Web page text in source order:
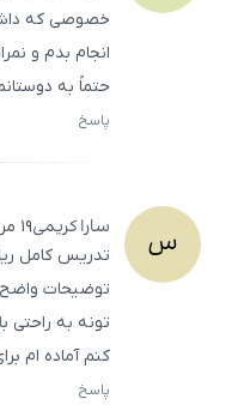
خصوصی که
انجام بدم و
حتماً به
پاسخ
س ساراکریمی۱۹ مرداد ۱۴۰۳
تدریس کامل
توضیحات
‌تونه به
کنم آماده‌ ام
پاسخ